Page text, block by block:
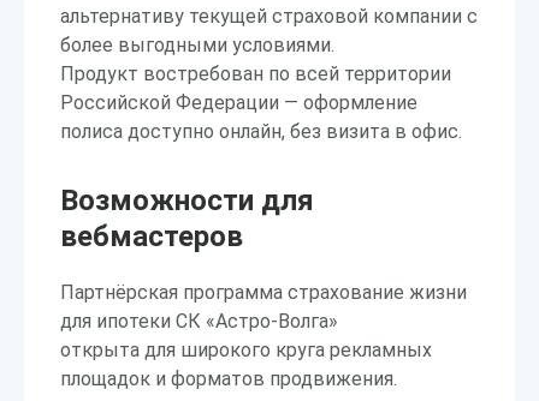
альтернативу текущей страховой компании с
более выгодными условиями.
Продукт востребован по всей территории
Российской Федерации — оформление
полиса доступно онлайн, без визита в офис.
Возможности для
вебмастеров
Партнёрская программа страхование жизни
для ипотеки СК «Астро-Волга»
открыта для широкого круга рекламных
площадок и форматов продвижения.